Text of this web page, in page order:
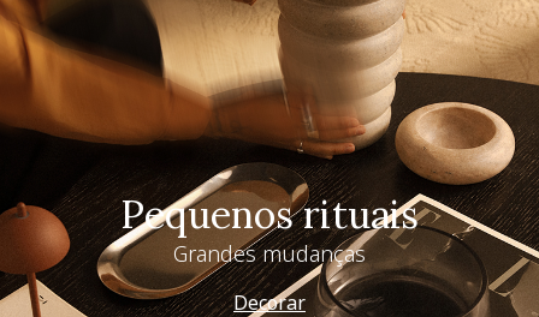
Pequenos rituais
Grandes mudanças
Decorar